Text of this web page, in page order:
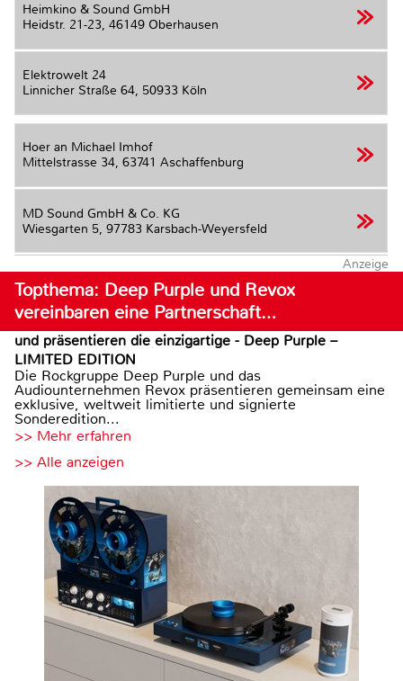
Heimkino & Sound GmbH
Heidstr. 21-23, 46149 Oberhausen
Elektrowelt 24
Linnicher Straße 64, 50933 Köln
Hoer an Michael Imhof
Mittelstrasse 34, 63741 Aschaffenburg
MD Sound GmbH & Co. KG
Wiesgarten 5, 97783 Karsbach-Weyersfeld
Anzeige
Topthema: Deep Purple und Revox
vereinbaren eine Partnerschaft…
und präsentieren die einzigartige - Deep Purple –
LIMITED EDITION
Die Rockgruppe Deep Purple und das
Audiounternehmen Revox präsentieren gemeinsam eine
exklusive, weltweit limitierte und signierte
Sonderedition...
>> Mehr erfahren
>> Alle anzeigen